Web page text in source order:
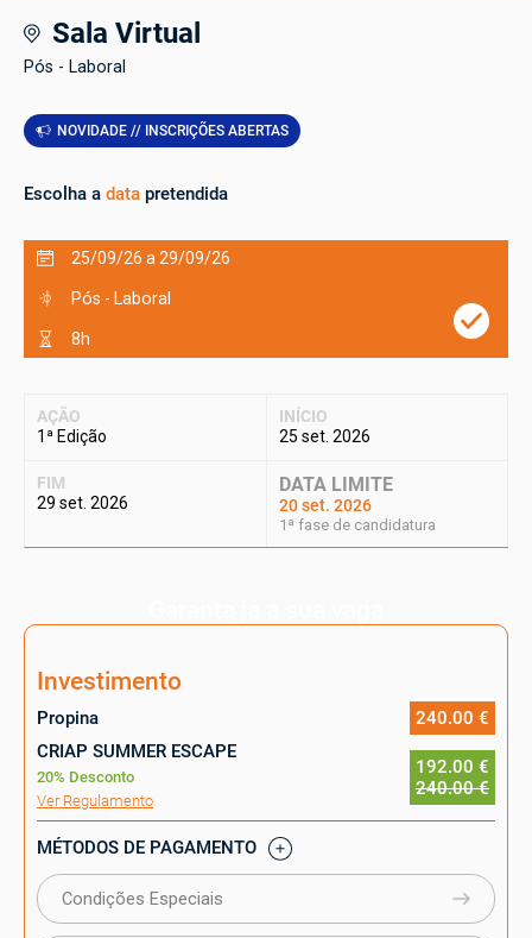
Sala Virtual
Pós - Laboral
NOVIDADE // INSCRIÇÕES ABERTAS
Escolha a data pretendida
25/09/26 a 29/09/26
Pós - Laboral
8h
AÇÃO
1ª Edição
INÍCIO
25 set. 2026
FIM
29 set. 2026
DATA LIMITE
20 set. 2026
1ª fase de candidatura
Investimento
Propina
240.00 €
CRIAP SUMMER ESCAPE
20% Desconto
Ver Regulamento
192.00 €
240.00 €
MÉTODOS DE PAGAMENTO
Condições Especiais